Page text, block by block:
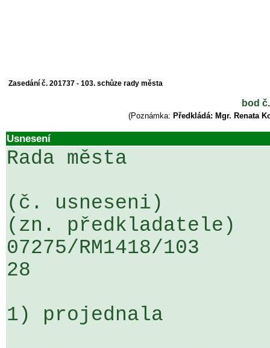
Zasedání č. 201737 - 103. schůze rady města
bod
(Poznámka: Předkládá: Mgr. Renata
Usnesení
Rada města
(č. usneseni)
(zn. předkladatele)
07275/RM1418/
28
1) projednala